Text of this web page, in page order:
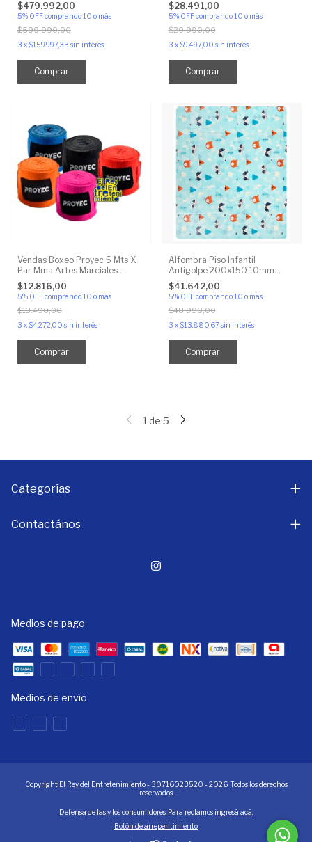
$479.992,00
5% OFFcomprando 10 o más
$599.990,00
3 x$159.997,33 sin interés
$28.491,00
5% OFF comprando 10 o más
$29.990,00
3 x$9.497,00 sin interés
Comprar
Vendas Boxeo Proyec 5 Mts X
Par Mma Artes Marciales
Boxeo
$12.816,00
5% OFFcomprando 10 o más
$13.490,00
3 x$4.272,00 sin interés
Comprar
Alfombra Piso Infantil
Antigolpe 200x150 10mm
Bebesit
$41.642,00
5% OFF comprando 10 o más
$48.990,00
3 x$13.880,67sin interés
Comprar
1 de 5
Categorías
Contactános
Medios de pago
Medios de envío
Copyright El Rey del Entretenimiento - 30716023520 - 2026. Todos los derechos
reservados.
Defensa de las y los consumidores. Para reclamos ingresá acá.
Botón de arrepentimiento